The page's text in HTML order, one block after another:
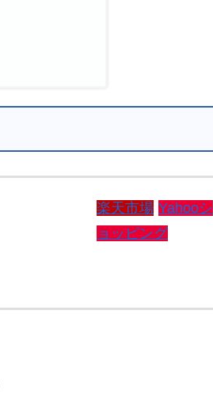
楽天市場 Yahooシ
ョッピング